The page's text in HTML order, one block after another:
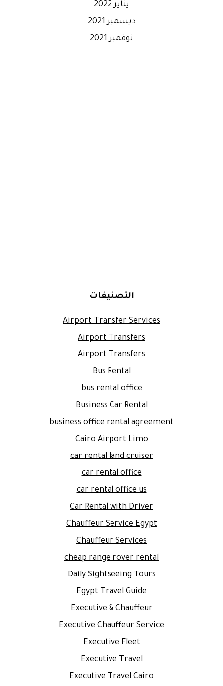
يناير 2022
ديسمبر 2021
نوفمبر 2021
التصنيفات
Airport Transfer Services
Airport Transfers
Airport Transfers
Bus Rental
bus rental office
Business Car Rental
business office rental agreement
Cairo Airport Limo
car rental land cruiser
car rental office
car rental office us
Car Rental with Driver
Chauffeur Service Egypt
Chauffeur Services
cheap range rover rental
Daily Sightseeing Tours
Egypt Travel Guide
Executive & Chauffeur
Executive Chauffeur Service
Executive Fleet
Executive Travel
Executive Travel Cairo